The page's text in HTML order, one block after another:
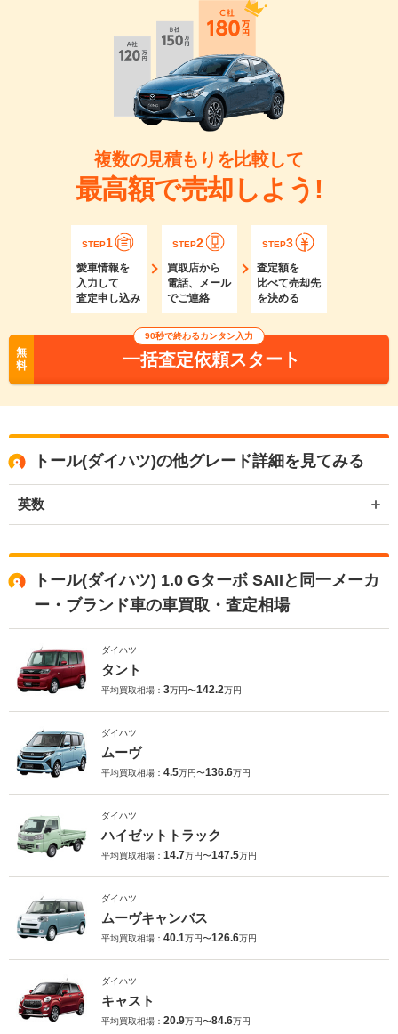
複数の見積もりを比較して
最高額で売却しよう!
STEP1
愛車情報を
入力して
査定申し込み
STEP2
買取店から
電話、メール
でご連絡
STEP3
査定額を
比べて売却先
を決める
無
料
90秒で終わるカンタン入力
一括査定依頼スタート
トール(ダイハツ)の他グレード詳細を見てみる
英数
トール(ダイハツ) 1.0 Gターボ SAIIと同一メーカ
ー・ブランド車の車買取・査定相場
ダイハツ
タント
平均買取相場： 3万円〜142.2万円
ダイハツ
ムーヴ
平均買取相場： 4.5万円〜136.6万円
ダイハツ
ハイゼットトラック
平均買取相場： 14.7万円〜147.5万円
ダイハツ
ムーヴキャンバス
平均買取相場： 40.1万円〜126.6万円
ダイハツ
キャスト
平均買取相場： 20.9万円〜84.6万円